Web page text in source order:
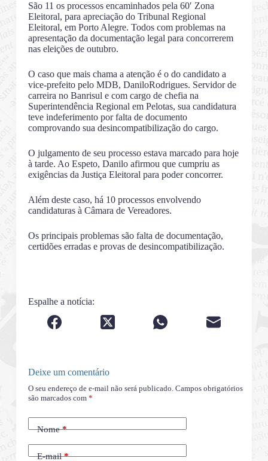
São 11 os processos encaminhados pela 60′ Zona
Eleitoral, para apreciação do Tribunal Regional
Eleitoral, em Porto Alegre. Todos com problemas na
apresentação da documentação legal para concorrerem
nas eleições de outubro.
O caso que mais chama a atenção é o do candidato a
vice-prefeito pelo MDB, DaniloRodrigues. Servidor de
carreira no Banrisul e com cargo de chefia na
Superintendência Regional em Pelotas, sua candidatura
teve indeferimento por falta de documento
comprovando sua desincompatibilização do cargo.
O julgamento de seu processo estava marcado para hoje
à tarde. Ao Espeto, Danilo afirmou que cumpriu as
exigências da Justiça Eleitoral para poder concorrer.
Além deste caso, há 10 processos envolvendo
candidaturas à Câmara de Vereadores.
Os principais problemas são falta de documentação,
certidões erradas e provas de desincompatibilização.
Espalhe a notícia:
Deixe um comentário
O seu endereço de e-mail não será publicado. Campos obrigatórios
são marcados com *
Nome*
E-mail*